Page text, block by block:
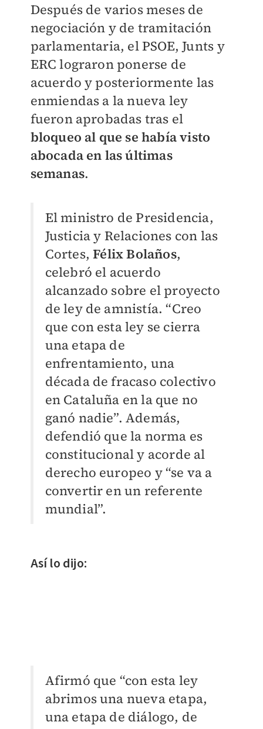
Después de varios meses de
negociación y de tramitación
parlamentaria, el PSOE, Junts y
ERC lograron ponerse de
acuerdo y posteriormente las
enmiendas a la nueva ley
fueron aprobadas tras el
bloqueo al que se había visto
abocada en las últimas
semanas.
El ministro de Presidencia,
Justicia y Relaciones con las
Cortes,Félix Bolaños,
celebró el acuerdo
alcanzado sobre el proyecto
de ley de amnistía. “Creo
que con esta ley se cierra
una etapa de
enfrentamiento, una
década de fracaso colectivo
en Cataluña en la que no
ganó nadie”. Además,
defendió que la norma es
constitucional y acorde al
derecho europeo y “se va a
convertir en un referente
mundial”.
Así lo dijo:
Afirmó que “con esta ley
abrimos una nueva etapa,
una etapa de diálogo, de